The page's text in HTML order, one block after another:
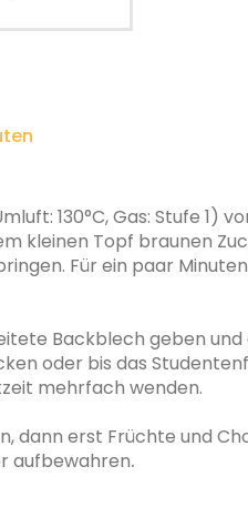
130°C, Gas: Stufe 1)
kleinen Topf braunen
Für ein paar
Backblech geben
oder bis das
mehrfach wenden.
dann erst Früchte und
aufbewahren.